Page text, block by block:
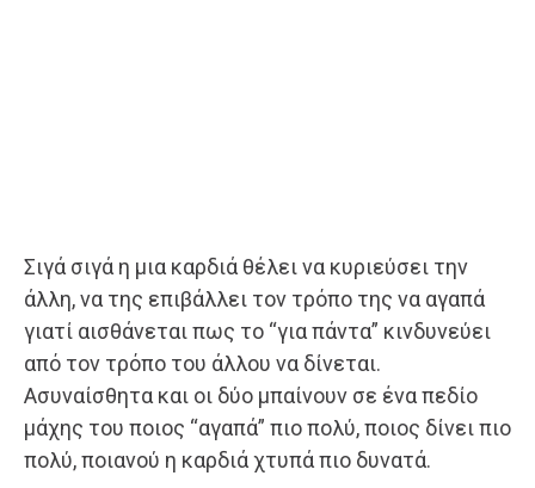
Σιγά σιγά η μια καρδιά θέλει να κυριεύσει την
άλλη, να της επιβάλλει τον τρόπο της να αγαπά
γιατί αισθάνεται πως το “για πάντα” κινδυνεύει
από τον τρόπο του άλλου να δίνεται.
Ασυναίσθητα και οι δύο μπαίνουν σε ένα πεδίο
μάχης του ποιος “αγαπά” πιο πολύ, ποιος δίνει πιο
πολύ, ποιανού η καρδιά χτυπά πιο δυνατά.